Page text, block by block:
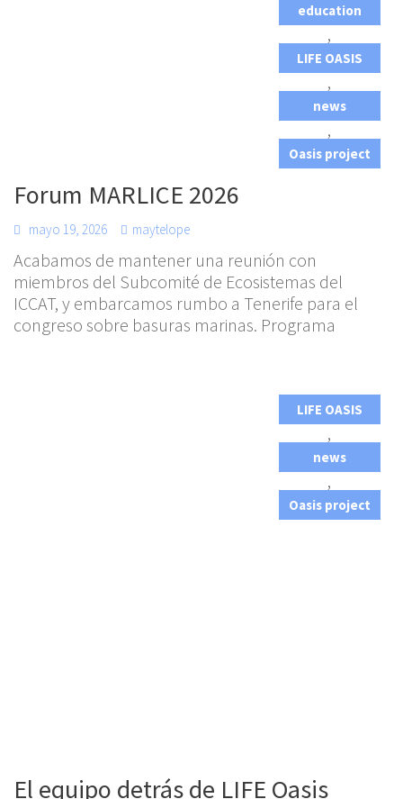
education
,
LIFE OASIS
,
news
,
Oasis project
Forum MARLICE 2026
mayo 19, 2026 maytelope
Acabamos de mantener una reunión con
miembros del Subcomité de Ecosistemas del
ICCAT, y embarcamos rumbo a Tenerife para el
congreso sobre basuras marinas. Programa
LIFE OASIS
,
news
,
Oasis project
El equipo detrás de LIFE Oasis